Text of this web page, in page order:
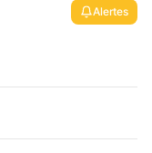
Alertes